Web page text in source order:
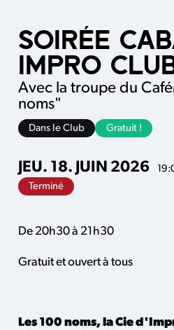
SOIRÉE
IMPRO
Avec la troupe du
noms"
Dans le Club Gratuit !
JEU. 18. JUIN 2026
Terminé
De 20h30 à 21h30
Gratuit et ouvert à tous
Les 100 noms, la Cie